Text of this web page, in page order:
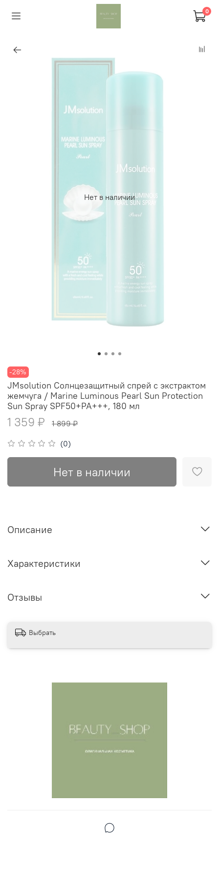
0
Нет в наличии
-28%
(0)
JMsolution Солнцезащитный спрей с экстрактом
жемчуга / Marine Luminous Pearl Sun Protection
Sun Spray SPF50+PA+++, 180 мл
1 359 ₽ 1 899 ₽
Нет в наличии
Описание
Характеристики
Отзывы
Выбрать